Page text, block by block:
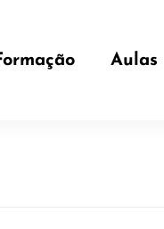
Aulas